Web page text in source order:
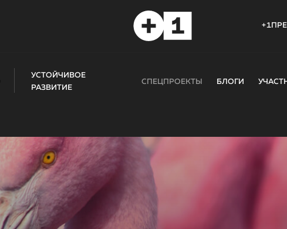
УСТОЙЧИВОЕ
РАЗВИТИЕ
СПЕЦПРОЕКТЫ БЛОГИ